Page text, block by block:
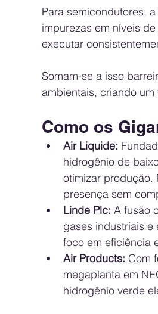
Para semicondutores,
impurezas em níveis
executar
Somam-se a isso
ambientais, criando
Como os
Air Liquide:
hidrogênio de
otimizar produção.
presença sem
Linde Plc: A fusão
gases industriais
foco em eficiência
Air Products: Com
megaplanta em
hidrogênio verde